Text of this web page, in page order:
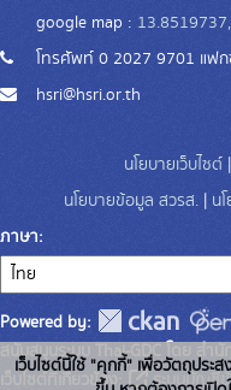
google map :
โทรศัพท์ 0 2027 9701 แฟ
hsri@hsri.or.th
นโยบายเว็บไซต์ |
นโยบายข้อมูล สวรส. | น
ภาษา
Powered by:
สนับสนุนระบบ Thai-GDC โดย สำ
เว็บไซต์ที่เกี่ยวข้อง:
ระบบบัญชี
เว็บไซต์นี้ใช้ "คุกกี้" เพื่อวัตถุปร